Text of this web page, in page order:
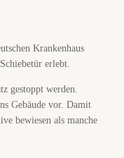
Sie
mit genau jener
Krankenhaus
erlebt.
gestoppt werden.
Gebäude vor. Damit
bewiesen als manche